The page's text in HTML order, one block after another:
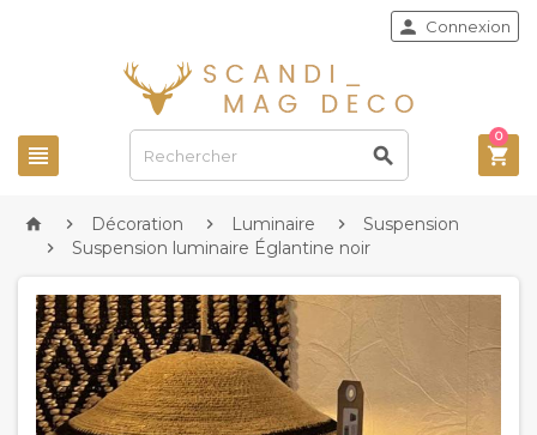
 
 Connexion

0
  Décoration  Luminaire  Suspension
 Suspension luminaire Églantine noir